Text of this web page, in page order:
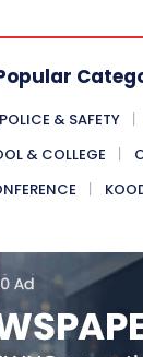
POLICE & SAFETY
& COLLEGE